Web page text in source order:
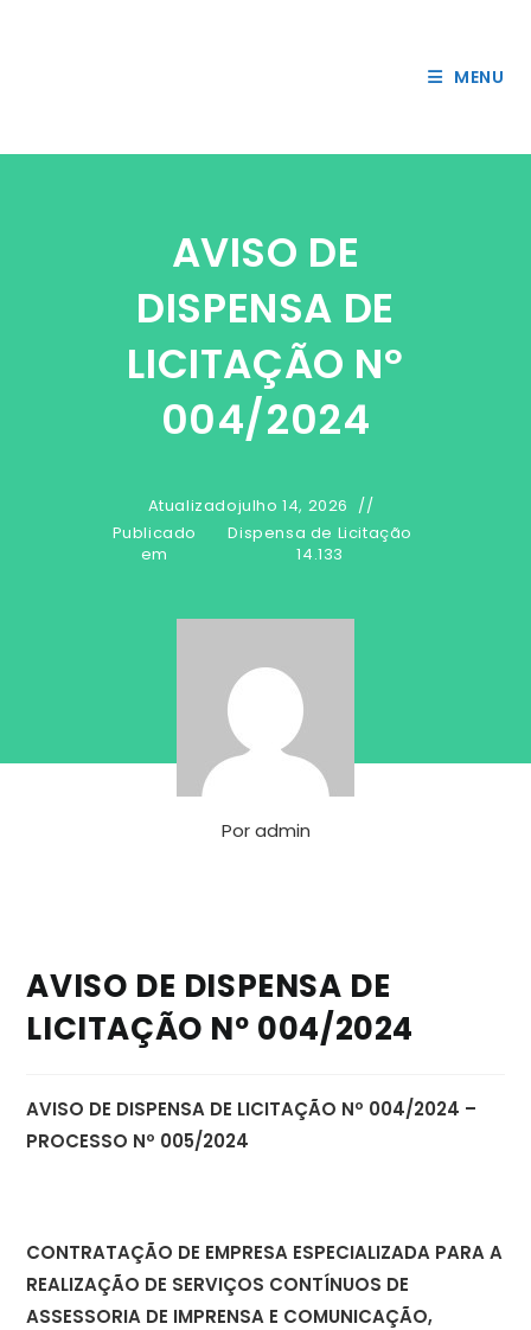
MENU
AVISO DE
DISPENSA DE
LICITAÇÃO Nº
004/2024
Atualizadojulho 14, 2026
Publicado
em
Dispensa de Licitação
14.133
Poradmin
AVISO DE DISPENSA DE
LICITAÇÃO Nº 004/2024
AVISO DE DISPENSA DE LICITAÇÃO Nº 004/2024 –
PROCESSO Nº 005/2024
CONTRATAÇÃO DE EMPRESA ESPECIALIZADA PARA A
REALIZAÇÃO DE SERVIÇOS CONTÍNUOS DE
ASSESSORIA DE IMPRENSA E COMUNICAÇÃO,